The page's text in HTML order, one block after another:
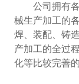
公司拥有各
械生产加工的
焊、装配、铸
产加工的全过
化等比较完善